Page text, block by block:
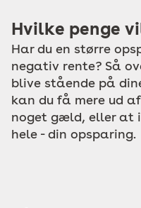
Hvilke penge
Har du en større
negativ rente? Så
blive stående på
kan du få mere ud
noget gæld, eller at
hele - din opsparing.